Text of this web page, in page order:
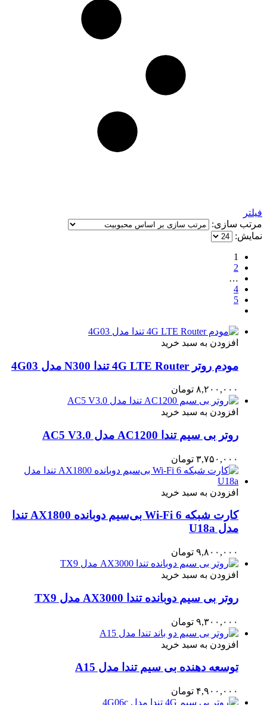
فیلتر
مرتب سازی:
نمایش:
1
2
…
4
5
افزودن به سبد خرید
مودم روتر 4G LTE Router تندا N300 مدل 4G03
۸,۲۰۰,۰۰۰ تومان
افزودن به سبد خرید
روتر بی سیم تندا AC1200 مدل AC5 V3.0
۳,۷۵۰,۰۰۰ تومان
افزودن به سبد خرید
کارت شبکه Wi-Fi 6 بی‌سیم دوبانده AX1800 تندا
مدل U18a
۹,۸۰۰,۰۰۰ تومان
افزودن به سبد خرید
روتر بی سیم دوبانده تندا AX3000 مدل TX9
۹,۳۰۰,۰۰۰ تومان
افزودن به سبد خرید
توسعه دهنده بی سیم تندا مدل A15
۴,۹۰۰,۰۰۰ تومان